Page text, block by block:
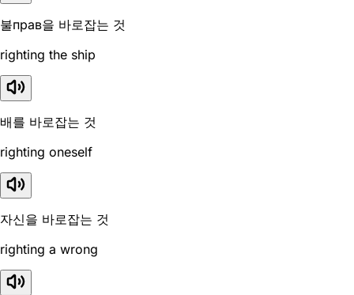
불прав을 바로잡는 것
righting the ship
배를 바로잡는 것
righting oneself
자신을 바로잡는 것
righting a wrong